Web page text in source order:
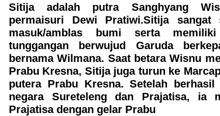
Sitija adalah putra Sanghyang
permaisuri Dewi Pratiwi.Sitija sangat
masuk/amblas bumi serta memiliki
tunggangan berwujud Garuda
bernama Wilmana. Saat betara Wisnu
Prabu Kresna, Sitija juga turun ke
putera Prabu Kresna. Setelah berhasil
negara Sureteleng dan Prajatisa, ia
Prajatisa dengan gelar Prabu